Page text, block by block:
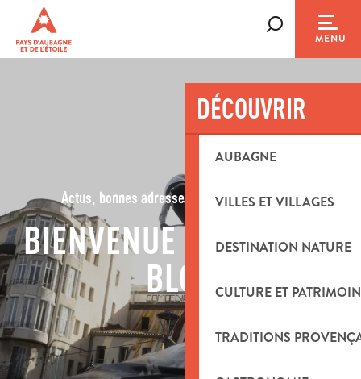
contenu
MENU
DÉCOUVRIR
AUBAGNE
VILLES ET VILLAGES
DESTINATION NATURE
CULTURE ET
TRADITIONS
Actus, bonnes adresses, idées d'activités...
BIENVENUE SUR NOTRE
BLOG